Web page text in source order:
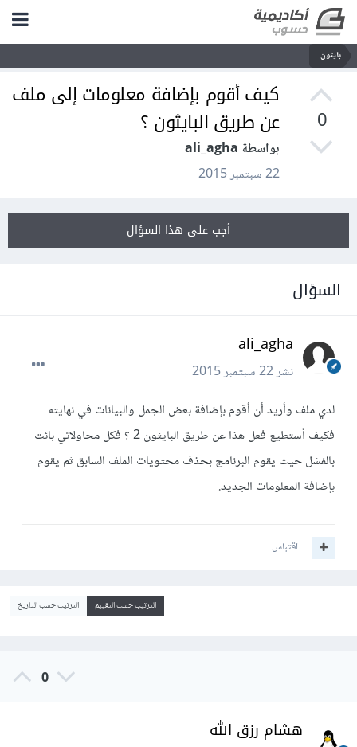
بايثون
0
كيف أقوم بإضافة معلومات إلى ملف
عن طريق البايثون ؟
بواسطة ali_agha
22 سبتمبر 2015
أجب على هذا السؤال
السؤال
ali_agha
نشر22 سبتمبر 2015
لدي ملف وأريد أن أقوم بإضافة بعض الجمل والبيانات في نهايته
فكيف أستطيع فعل هذا عن طريق البايثون 2 ؟ فكل محاولاتي بائت
بالفشل حيث يقوم البرنامج بحذف محتويات الملف السابق ثم يقوم
بإضافة المعلومات الجديد.
اقتباس
الترتيب حسب التقييم الترتيب حسب التاريخ
0
هشام رزق الله